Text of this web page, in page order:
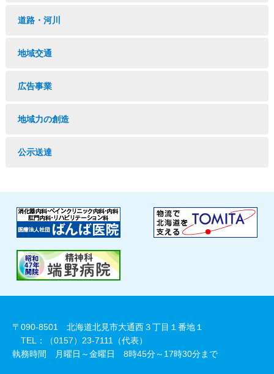
道路・河川
地域交通
広告事業
地域力の創造
公示送達
〒090-8501 北海道北見市大通西３丁目１番地１
TEL：（0157）23-7111（代表）
執務時間 月曜日～金曜日 8時45分～17時30分まで